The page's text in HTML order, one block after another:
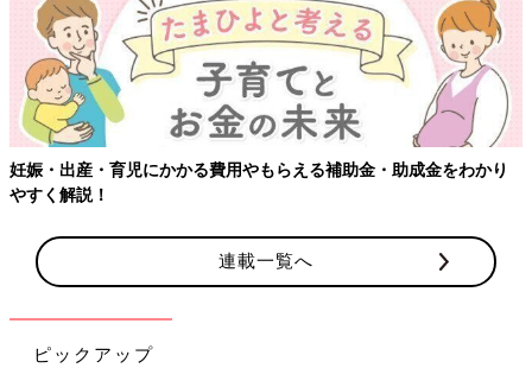
妊娠・出産・育児にかかる費用やもらえる補助金・助成金をわかり
やすく解説！
連載一覧へ
ピックアップ